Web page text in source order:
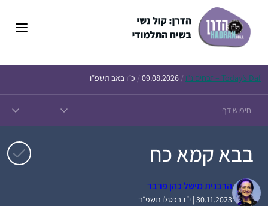
Today’s Daf – זבחים נ״ו /
09.08.2026
/ כ״ו באב תשפ״ו
בבא קמא כח
הרבנית מישל כהן פרבר
30.11.2023 | י״ז בכסלו תשפ״ד